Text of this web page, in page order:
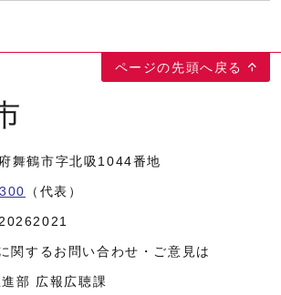
ページの先頭へ戻る
舞鶴市字北吸1044番地
（代表）
関するお問い合わせ・ご意見は
部 広報広聴課